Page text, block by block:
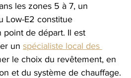
les zones 5 à 7, un
Low-E2 constitue
de départ. Il est
un spécialiste local des
le choix du revêtement, en
et du système de chauffage.